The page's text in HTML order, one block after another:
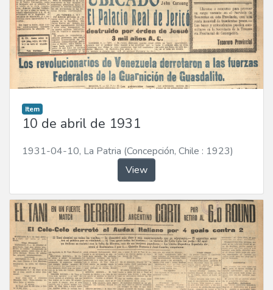
Item
10 de abril de 1931
1931-04-10, La Patria (Concepción, Chile : 1923)
View